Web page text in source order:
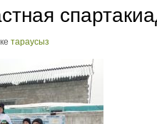
тараусыз